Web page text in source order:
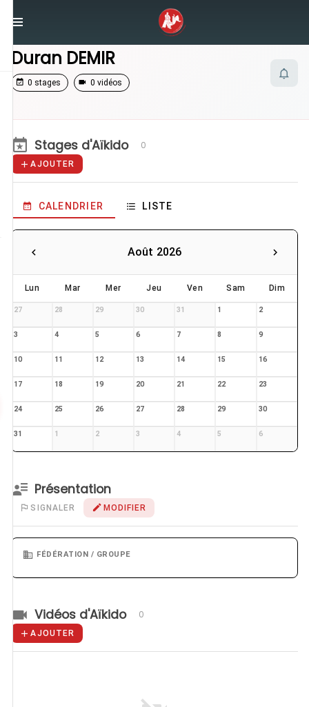
Duran DEMIR
Duran DEMIR
0 stages 0 vidéos
Stages d'Aïkido 0
AJOUTER
CALENDRIER LISTE
Août 2026
Lun Mar Mer Jeu Ven Sam Dim
27 28 29 30 31 1 2
3 4 5 6 7 8 9
10 11 12 13 14 15 16
17 18 19 20 21 22 23
24 25 26 27 28 29 30
31 1 2 3 4 5 6
Présentation
SIGNALER MODIFIER
FÉDÉRATION / GROUPE
Vidéos d'Aïkido 0
AJOUTER